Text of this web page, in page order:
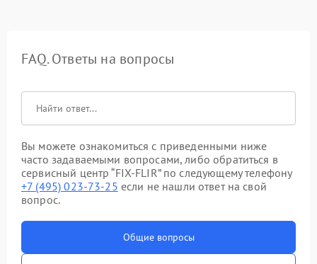
FAQ. Ответы на вопросы
Вы можете ознакомиться с приведенными ниже
часто задаваемыми вопросами, либо обратиться в
сервисный центр “FIX-FLIR” по следующему телефону
+7 (495) 023-73-25 если не нашли ответ на свой
вопрос.
Общие вопросы